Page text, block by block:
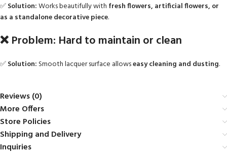
✅Solution:Works beautifully with fresh flowers, artificial flowers, or
as a standalone decorative piece.
❌ Problem: Hard to maintain or clean
✅Solution: Smooth lacquer surface allowseasy cleaning and dusting.
Reviews (0)
More Offers
Store Policies
Shipping and Delivery
Inquiries